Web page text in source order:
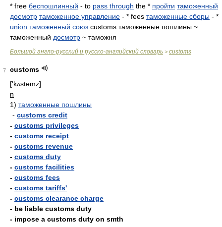
* free беспошлинный - to pass through the * пройти таможенный
досмотр таможенное управление - * fees таможенные сборы - *
union таможенный союз customs таможенные пошлины ~
таможенный досмотр ~ таможня
Большой англо-русский и русско-английский словарь > customs
7
customs
['kʌstəmz]
n
1) таможенные пошлины
- customs credit
- customs privileges
- customs receipt
- customs revenue
- customs duty
- customs facilities
- customs fees
- customs tariffs'
- customs clearance charge
- be liable customs duty
- impose a customs duty on smth